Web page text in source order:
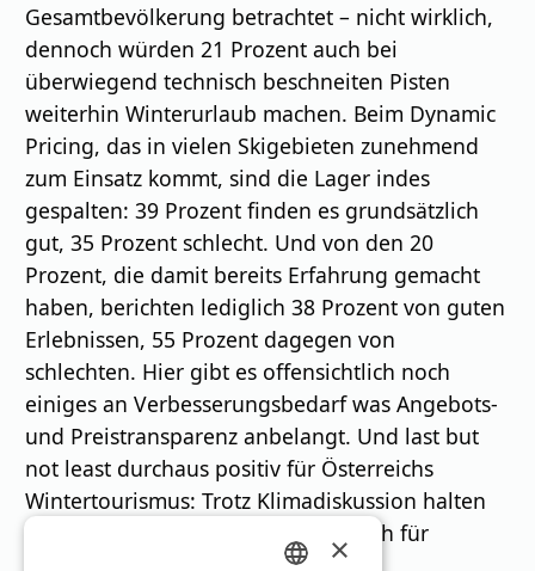
Gesamtbevölkerung betrachtet – nicht wirklich,
dennoch würden 21 Prozent auch bei
überwiegend technisch beschneiten Pisten
weiterhin Winterurlaub machen. Beim Dynamic
Pricing, das in vielen Skigebieten zunehmend
zum Einsatz kommt, sind die Lager indes
gespalten: 39 Prozent finden es grundsätzlich
gut, 35 Prozent schlecht. Und von den 20
Prozent, die damit bereits Erfahrung gemacht
haben, berichten lediglich 38 Prozent von guten
Erlebnissen, 55 Prozent dagegen von
schlechten. Hier gibt es offensichtlich noch
einiges an Verbesserungsbedarf was Angebots-
und Preistransparenz anbelangt. Und last but
not least durchaus positiv für Österreichs
Wintertourismus: Trotz Klimadiskussion halten
55 Prozent Skifahren insgesamt noch für
×